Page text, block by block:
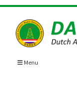
Skip
content
Menu